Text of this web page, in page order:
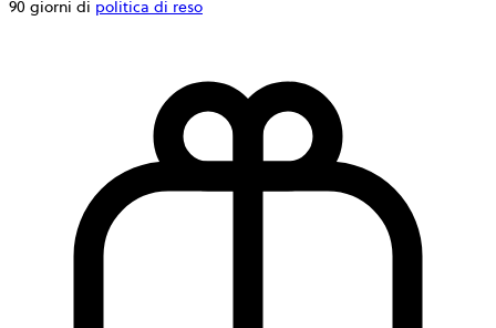
90 giorni di politica di reso